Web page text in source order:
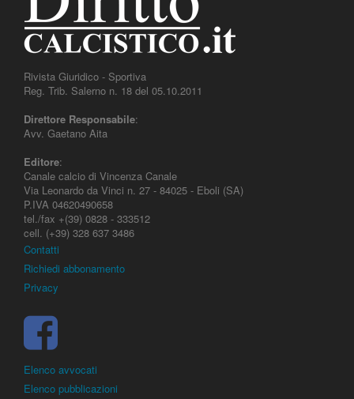
Rivista Giuridico - Sportiva
Reg. Trib. Salerno n. 18 del 05.10.2011
Direttore Responsabile:
Avv. Gaetano Aita
Editore:
Canale calcio di Vincenza Canale
Via Leonardo da Vinci n. 27 - 84025 - Eboli (SA)
P.IVA 04620490658
tel./fax +(39) 0828 - 333512
cell. (+39) 328 637 3486
Contatti
Richiedi abbonamento
Privacy
Elenco avvocati
Elenco pubblicazioni